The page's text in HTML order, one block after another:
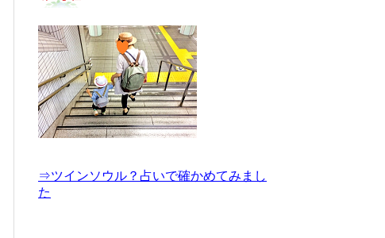
⇒ツインソウル？占いで確かめてみまし
た